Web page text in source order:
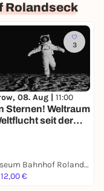
Rolandseck
3
08. Aug | 11:00
Sternen! Weltraum
seit der
Arp Museum Bahnhof Rolandseck
€